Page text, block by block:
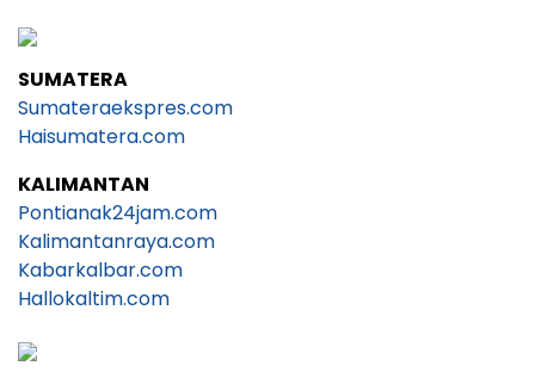
SUMATERA
Sumateraekspres.com
Haisumatera.com
KALIMANTAN
Pontianak24jam.com
Kalimantanraya.com
Kabarkalbar.com
Hallokaltim.com